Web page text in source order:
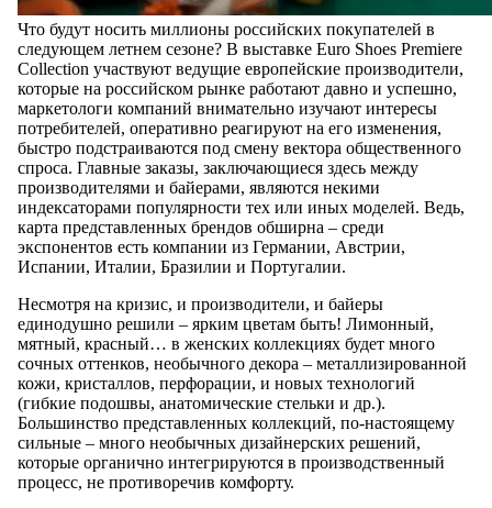
Что будут носить миллионы российских покупателей в
следующем летнем сезоне? В выставке Euro Shoes Рremiere
Collection участвуют ведущие европейские производители,
которые на российском рынке работают давно и успешно,
маркетологи компаний внимательно изучают интересы
потребителей, оперативно реагируют на его изменения,
быстро подстраиваются под смену вектора общественного
спроса. Главные заказы, заключающиеся здесь между
производителями и байерами, являются некими
индексаторами популярности тех или иных моделей. Ведь,
карта представленных брендов обширна – среди
экспонентов есть компании из Германии, Австрии,
Испании, Италии, Бразилии и Португалии.
Несмотря на кризис, и производители, и байеры
единодушно решили – ярким цветам быть! Лимонный,
мятный, красный… в женских коллекциях будет много
сочных оттенков, необычного декора – металлизированной
кожи, кристаллов, перфорации, и новых технологий
(гибкие подошвы, анатомические стельки и др.).
Большинство представленных коллекций, по-настоящему
сильные – много необычных дизайнерских решений,
которые органично интегрируются в производственный
процесс, не противоречив комфорту.